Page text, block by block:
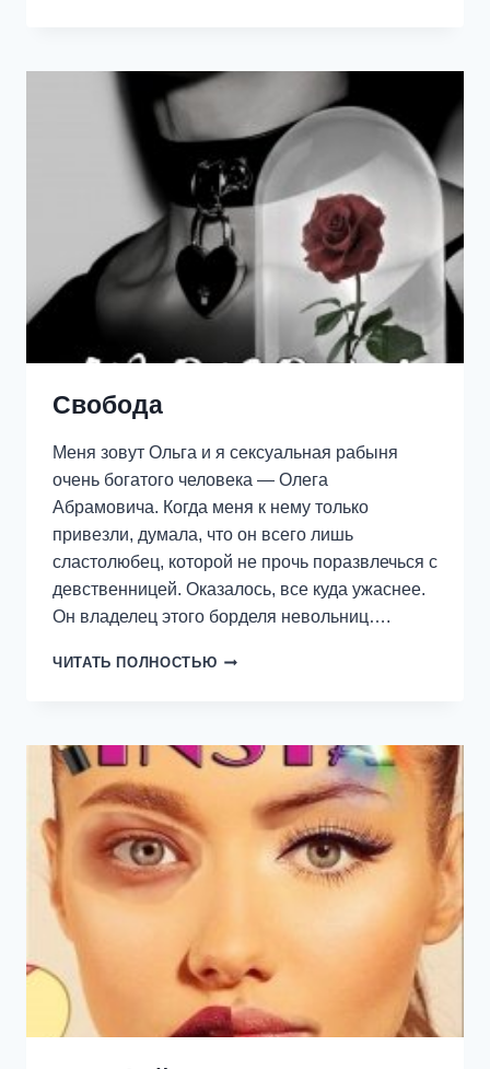
Свобода
Меня зовут Ольга и я сексуальная рабыня
очень богатого человека — Олега
Абрамовича. Когда меня к нему только
привезли, думала, что он всего лишь
сластолюбец, которой не прочь поразвлечься с
девственницей. Оказалось, все куда ужаснее.
Он владелец этого борделя невольниц….
ЧИТАТЬ ПОЛНОСТЬЮ СВОБОДА